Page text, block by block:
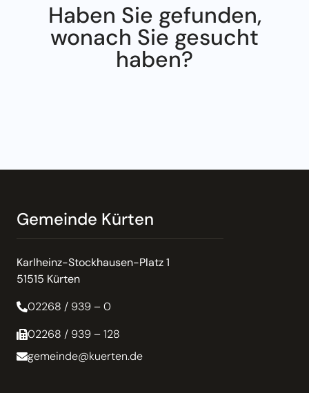
Haben Sie gefunden,
wonach Sie gesucht
haben?
Gemeinde Kürten
Karlheinz-Stockhausen-Platz 1
51515 Kürten
02268 / 939 – 0
02268 / 939 – 128
gemeinde@kuerten.de